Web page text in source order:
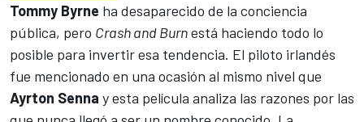
Tommy Byrne ha desaparecido de la conciencia
pública, pero Crash and Burnestá haciendo todo lo
posible para invertir esa tendencia. El piloto irlandés
fue mencionado en una ocasión al mismo nivel que
Ayrton Senna y esta película analiza las razones por las